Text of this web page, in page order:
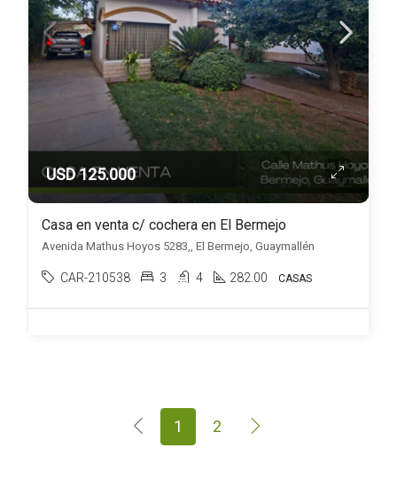
USD 125.000
Casa en venta c/ cochera en El Bermejo
Avenida Mathus Hoyos 5283,, El Bermejo, Guaymallén
CAR-210538 3 4 282.00 CASAS
1 2